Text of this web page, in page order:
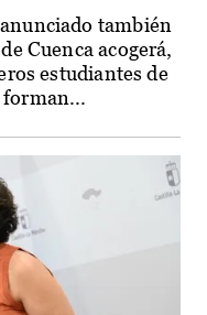
también
Cuenca acogerá,
estudiantes de
forman...